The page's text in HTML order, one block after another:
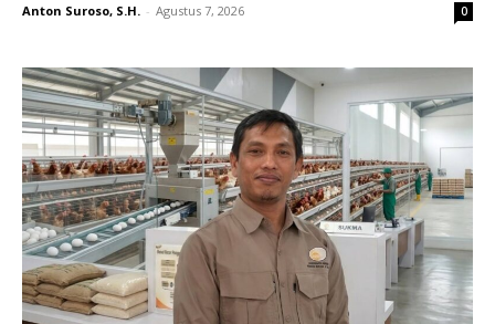
Anton Suroso, S.H. - Agustus 7, 2026 0